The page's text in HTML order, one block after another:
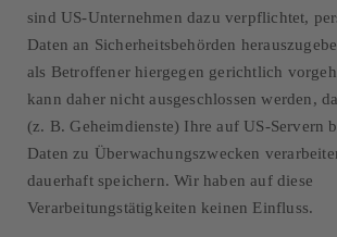
sind US-Unternehmen dazu verpflichtet,
Daten an Sicherheitsbehörden
als Betroffener hiergegen gerichtlich
kann daher nicht ausgeschlossen werden,
(z. B. Geheimdienste) Ihre auf US-Servern
Daten zu Überwachungszwecken
dauerhaft speichern. Wir haben auf diese
Verarbeitungstätigkeiten keinen Einfluss.